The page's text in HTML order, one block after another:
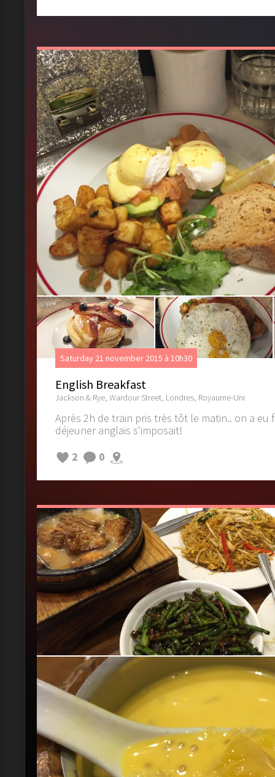
Saturday 21 november 2015 à 10h30
English Breakfast
Jackson & Rye, Wardour Street, Londres, Royaume-Uni
Après 2h de train pris très tôt le matin.. on a eu
déjeuner anglais s'imposait!
2
0